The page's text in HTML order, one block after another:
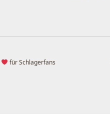
für Schlagerfans